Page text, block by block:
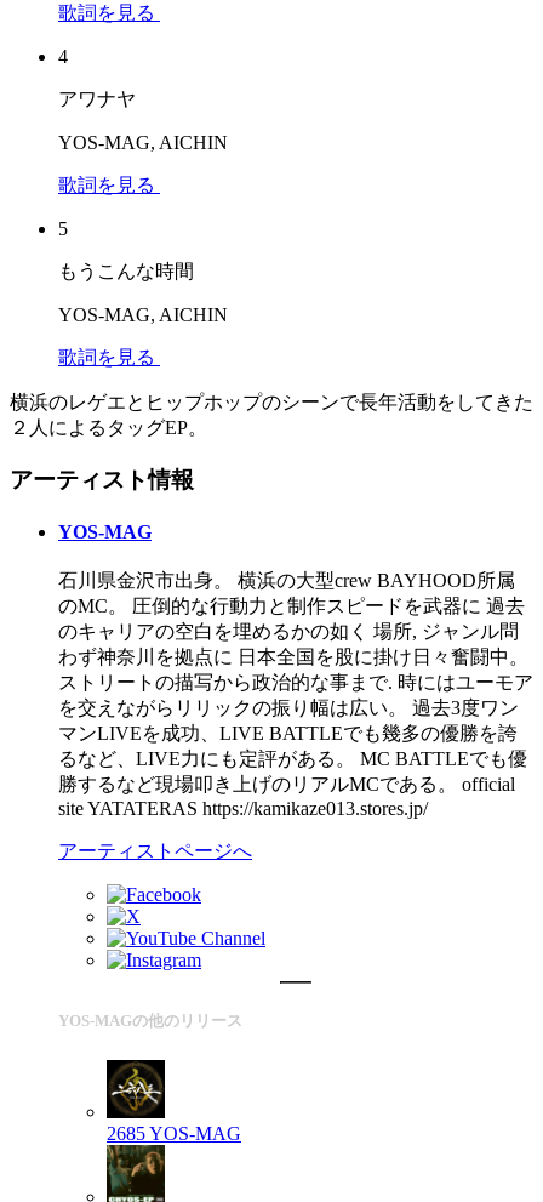
歌詞を見る
4
アワナヤ
YOS-MAG, AICHIN
歌詞を見る
5
もうこんな時間
YOS-MAG, AICHIN
歌詞を見る
横浜のレゲエとヒップホップのシーンで長年活動をしてきた
２人によるタッグEP。
アーティスト情報
YOS-MAG
石川県金沢市出身。 横浜の大型crew BAYHOOD所属
のMC。 圧倒的な行動力と制作スピードを武器に 過去
のキャリアの空白を埋めるかの如く 場所, ジャンル問
わず神奈川を拠点に 日本全国を股に掛け日々奮闘中。
ストリートの描写から政治的な事まで. 時にはユーモア
を交えながらリリックの振り幅は広い。 過去3度ワン
マンLIVEを成功、LIVE BATTLEでも幾多の優勝を誇
るなど、LIVE力にも定評がある。 MC BATTLEでも優
勝するなど現場叩き上げのリアルMCである。 official
site YATATERAS https://kamikaze013.stores.jp/
アーティストページへ
YOS-MAGの他のリリース
2685YOS-MAG